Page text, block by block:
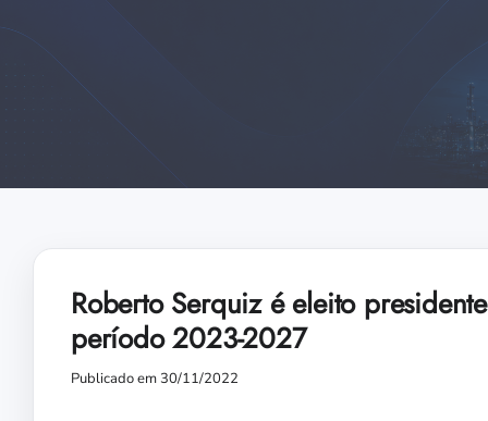
Roberto Serquiz é eleito
período 2023-2027
Publicado em 30/11/2022